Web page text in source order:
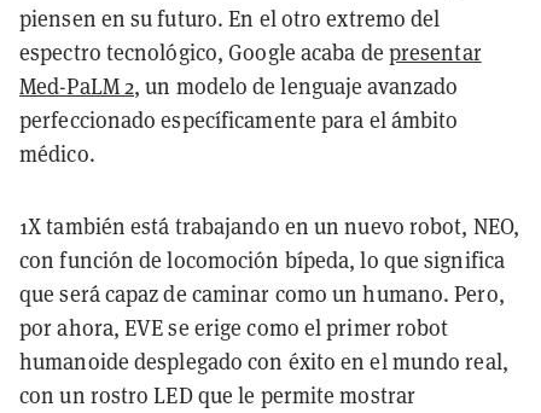
piensen en su futuro. En el otro extremo del
espectro tecnológico, Google acaba de presentar
Med-PaLM 2, un modelo de lenguaje avanzado
perfeccionado específicamente para el ámbito
médico.
1X también está trabajando en un nuevo robot, NEO,
con función de locomoción bípeda, lo que significa
que será capaz de caminar como un humano. Pero,
por ahora, EVE se erige como el primer robot
humanoide desplegado con éxito en el mundo real,
con un rostro LED que le permite mostrar